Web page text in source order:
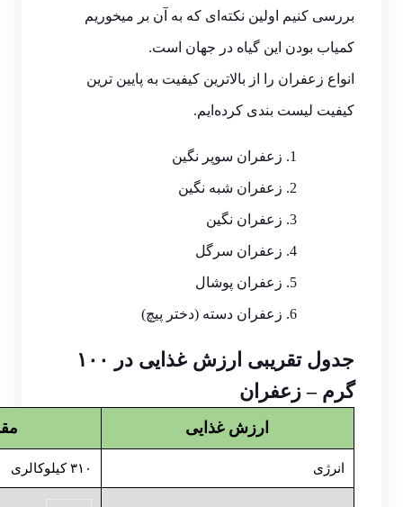
بررسی کنیم اولین نکته‌ای که به آن بر میخوریم
کمیاب بودن این گیاه در جهان است.
انواع زعفران را از بالاترین کیفیت به پایین ترین
کیفیت لیست بندی کرده‌ایم.
زعفران سوپر نگین
زعفران شبه نگین
زعفران نگین
زعفران سرگل
زعفران پوشال
زعفران دسته (دختر پیچ)
جدول تقریبی ارزش غذایی در ۱۰۰
گرم – زعفران
ارزش غذایی
انرژی ۳۱۰ کیلوکالری